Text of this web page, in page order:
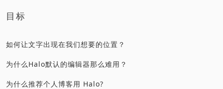
目标
如何让文字出现在我们想要的位置？
为什么Halo默认的编辑器那么难用？
为什么推荐个人博客用 Halo?